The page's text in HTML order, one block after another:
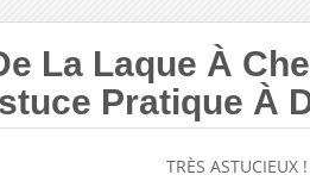
La Laque À
Pratique À
TRÈS